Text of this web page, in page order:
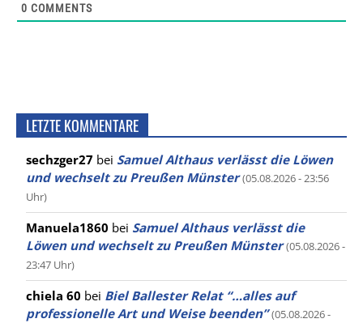
0 COMMENTS
LETZTE KOMMENTARE
sechzger27 bei Samuel Althaus verlässt die Löwen
und wechselt zu Preußen Münster (05.08.2026 - 23:56
Uhr)
Manuela1860 bei Samuel Althaus verlässt die
Löwen und wechselt zu Preußen Münster (05.08.2026 -
23:47 Uhr)
chiela 60 bei Biel Ballester Relat “…alles auf
professionelle Art und Weise beenden” (05.08.2026 -